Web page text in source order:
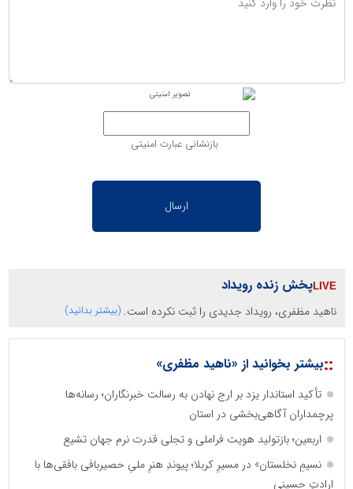
بازنشانی عبارت امنیتی
پخش زنده رویداد
ناهید مظفری، رویداد جدیدی را ثبت نکرده است. (بیشتر بدانید)
::بیشتر بخوانید از «ناهید مظفری»
تأکید استاندار یزد بر ارج نهادن به رسالت خبرنگاران؛ رسانه‌ها
پرچمداران آگاهی‌بخشی در استان
اربعین؛ بازتولید هویت فراملی و تجلی قدرت نرم جهان تشیع
نسیمِ نخلستان» در مسیرِ کربلا؛ پیوندِ هنرِ ملیِ حصیربافی بافقی‌ها با
ارادتِ حسینی